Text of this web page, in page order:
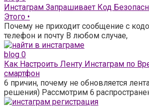
Инстаграм Запрашивает Код
Этого •
Почему не приходит сообщение с
телефон и почту В любом случае,
blog 0
Как Настроить Ленту Инстаграм по
смартфон
6 причин, почему не обновляется
решения) Рассмотрим 6